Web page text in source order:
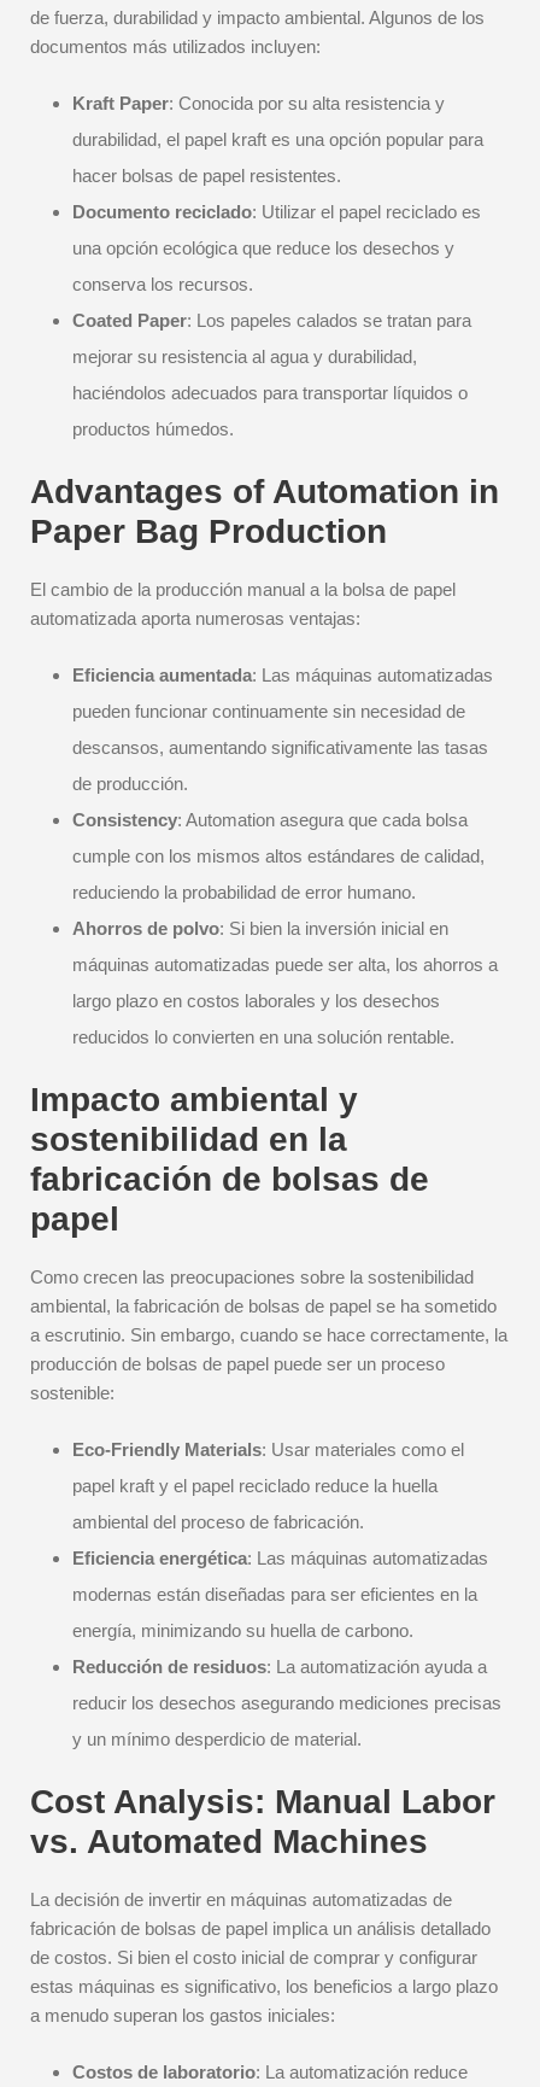
de fuerza, durabilidad y impacto ambiental. Algunos de los
documentos más utilizados incluyen:
Kraft Paper: Conocida por su alta resistencia y
durabilidad, el papel kraft es una opción popular para
hacer bolsas de papel resistentes.
Documento reciclado: Utilizar el papel reciclado es
una opción ecológica que reduce los desechos y
conserva los recursos.
Coated Paper: Los papeles calados se tratan para
mejorar su resistencia al agua y durabilidad,
haciéndolos adecuados para transportar líquidos o
productos húmedos.
Advantages of Automation in
Paper Bag Production
El cambio de la producción manual a la bolsa de papel
automatizada aporta numerosas ventajas:
Eficiencia aumentada: Las máquinas automatizadas
pueden funcionar continuamente sin necesidad de
descansos, aumentando significativamente las tasas
de producción.
Consistency: Automation asegura que cada bolsa
cumple con los mismos altos estándares de calidad,
reduciendo la probabilidad de error humano.
Ahorros de polvo: Si bien la inversión inicial en
máquinas automatizadas puede ser alta, los ahorros a
largo plazo en costos laborales y los desechos
reducidos lo convierten en una solución rentable.
Impacto ambiental y
sostenibilidad en la
fabricación de bolsas de
papel
Como crecen las preocupaciones sobre la sostenibilidad
ambiental, la fabricación de bolsas de papel se ha sometido
a escrutinio. Sin embargo, cuando se hace correctamente, la
producción de bolsas de papel puede ser un proceso
sostenible:
Eco-Friendly Materials: Usar materiales como el
papel kraft y el papel reciclado reduce la huella
ambiental del proceso de fabricación.
Eficiencia energética: Las máquinas automatizadas
modernas están diseñadas para ser eficientes en la
energía, minimizando su huella de carbono.
Reducción de residuos: La automatización ayuda a
reducir los desechos asegurando mediciones precisas
y un mínimo desperdicio de material.
Cost Analysis: Manual Labor
vs. Automated Machines
La decisión de invertir en máquinas automatizadas de
fabricación de bolsas de papel implica un análisis detallado
de costos. Si bien el costo inicial de comprar y configurar
estas máquinas es significativo, los beneficios a largo plazo
a menudo superan los gastos iniciales:
Costos de laboratorio: La automatización reduce